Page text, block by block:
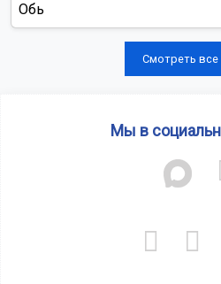
Обь
Смотреть все
Мы в